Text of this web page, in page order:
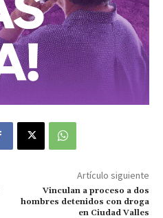
Artículo siguiente
Vinculan a proceso a dos
hombres detenidos con droga
en Ciudad Valles